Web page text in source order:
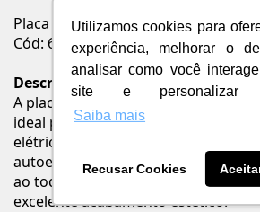
Utilizamos cookies para
experiência, melhorar o
analisar como você
site e personalizar
Saiba mais
Recusar Cookies
Placa 4x4" Cinza Cega Pialplus+
Cód: 618510CZ
Descrição
A placa cega 4x4" preta da linha
ideal para cobrir espaços não
elétricas modulares. Fabricada em
autoextinguível com acabamento
ao toque, proporciona segurança,
excelente acabamento estético.